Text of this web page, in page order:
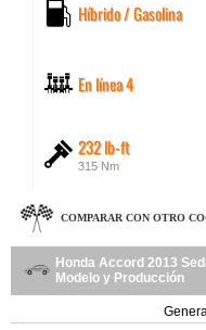
Híbrido / Gasolina
En línea 4
232 lb-ft
315 Nm
COMPARAR CON OTRO
Honda Accord 2013
Modelo y Producción